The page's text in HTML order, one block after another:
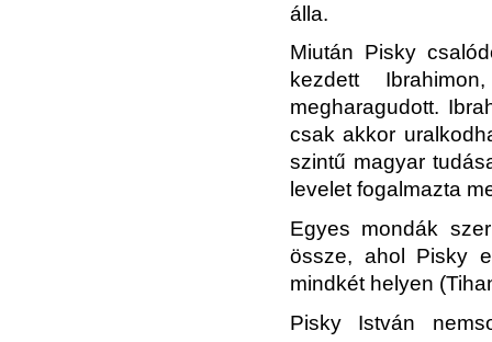
álla.
Miután Pisky
kezdett
megharagudott.
csak akkor
szintű magyar
levelet fogalmazta
Egyes mondák
össze, ahol Pisky
mindkét helyen
Pisky István